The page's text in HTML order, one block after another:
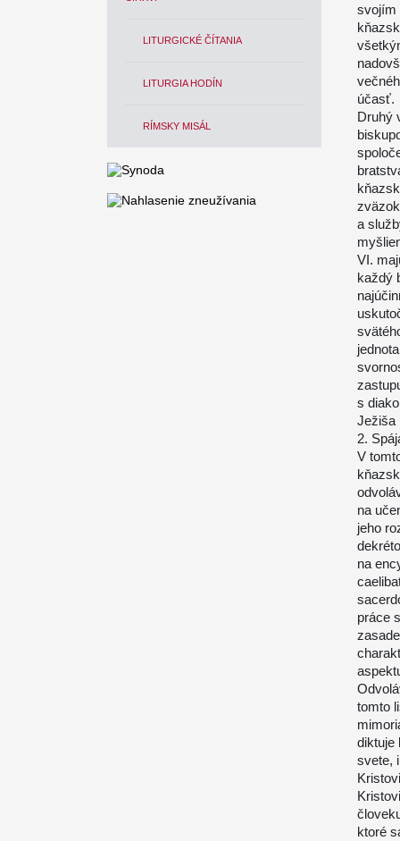
LITURGICKÉ ČÍTANIA
LITURGIA HODÍN
RÍMSKY MISÁL
svojím
účasť.
Druhý
a
VI.
každý
s
Ježiša
2.
V
na
jeho
na
práce
tomto
diktuje
svete,
ktoré